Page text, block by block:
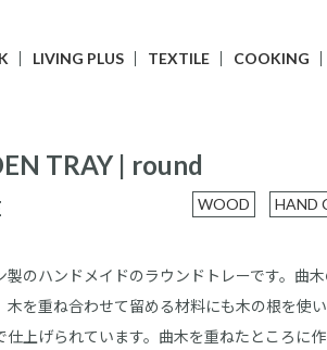
LIVING PLUS TEXTILE COOKING
TRAY | round
WOOD HAND
製のハンドメイドのラウンドトレーです。曲
木を重ね合わせて留める材料にも木の根を使
仕上げられています。曲木を重ねたところに